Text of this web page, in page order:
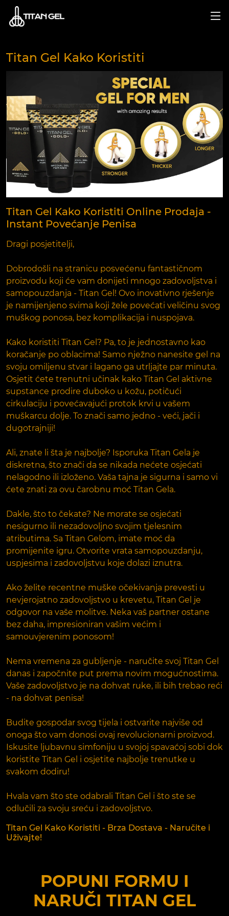
Titan Gel Kako Koristiti
Titan Gel Kako Koristiti Online Prodaja -
Instant Povećanje Penisa
Dragi posjetitelji,
Dobrodošli na stranicu posvećenu fantastičnom
proizvodu koji će vam donijeti mnogo zadovoljstva i
samopouzdanja - Titan Gel! Ovo inovativno rješenje
je namijenjeno svima koji žele povećati veličinu svog
muškog ponosa, bez komplikacija i nuspojava.
Kako koristiti Titan Gel? Pa, to je jednostavno kao
koračanje po oblacima! Samo nježno nanesite gel na
svoju omiljenu stvar i lagano ga utrljajte par minuta.
Osjetit ćete trenutni učinak kako Titan Gel aktivne
supstance prodire duboko u kožu, potičući
cirkulaciju i povećavajući protok krvi u vašem
muškarcu dolje. To znači samo jedno - veći, jači i
dugotrajniji!
Ali, znate li šta je najbolje? Isporuka Titan Gela je
diskretna, što znači da se nikada nećete osjećati
nelagodno ili izloženo. Vaša tajna je sigurna i samo vi
ćete znati za ovu čarobnu moć Titan Gela.
Dakle, što to čekate? Ne morate se osjećati
nesigurno ili nezadovoljno svojim tjelesnim
atributima. Sa Titan Gelom, imate moć da
promijenite igru. Otvorite vrata samopouzdanju,
uspjesima i zadovoljstvu koje dolazi iznutra.
Ako želite recentne muške očekivanja prevesti u
nevjerojatno zadovoljstvo u krevetu, Titan Gel je
odgovor na vaše molitve. Neka vaš partner ostane
bez daha, impresioniran vašim većim i
samouvjerenim ponosom!
Nema vremena za gubljenje - naručite svoj Titan Gel
danas i započnite put prema novim mogućnostima.
Vaše zadovoljstvo je na dohvat ruke, ili bih trebao reći
- na dohvat penisa!
Budite gospodar svog tijela i ostvarite najviše od
onoga što vam donosi ovaj revolucionarni proizvod.
Iskusite ljubavnu simfoniju u svojoj spavaćoj sobi dok
koristite Titan Gel i osjetite najbolje trenutke u
svakom dodiru!
Hvala vam što ste odabrali Titan Gel i što ste se
odlučili za svoju sreću i zadovoljstvo.
Titan Gel Kako Koristiti - Brza Dostava - Naručite i
Uživajte!
POPUNI FORMU I
NARUČI TITAN GEL